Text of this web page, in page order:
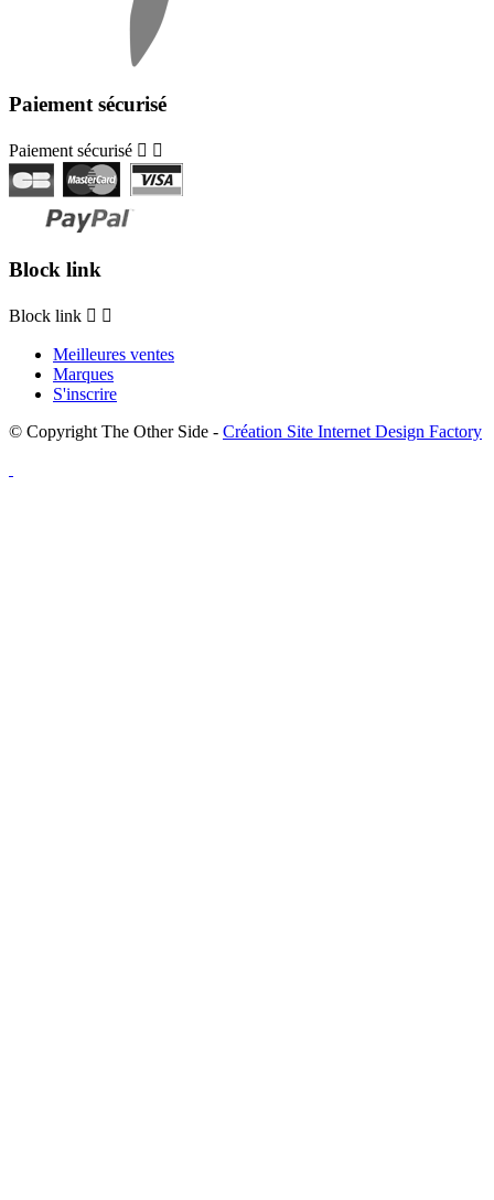
Paiement sécurisé
Paiement sécurisé  
Block link
Block link  
Meilleures ventes
Marques
S'inscrire
© Copyright The Other Side - Création Site Internet Design Factory